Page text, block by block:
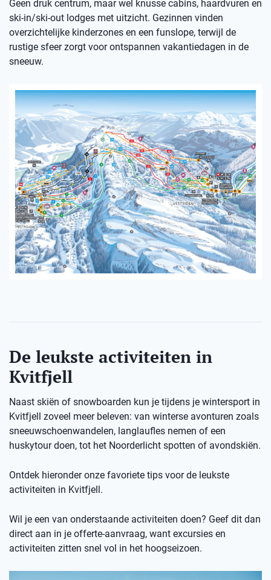
Geen druk centrum, maar wel knusse cabins, haardvuren en
ski-in/ski-out lodges met uitzicht. Gezinnen vinden
overzichtelijke kinderzones en een funslope, terwijl de
rustige sfeer zorgt voor ontspannen vakantiedagen in de
sneeuw.
De leukste activiteiten in
Kvitfjell
Naast skiën of snowboarden kun je tijdens je wintersport in
Kvitfjell zoveel meer beleven: van winterse avonturen zoals
sneeuwschoenwandelen, langlaufles nemen of een
huskytour doen, tot het Noorderlicht spotten of avondskiën.
Ontdek hieronder onze favoriete tips voor de leukste
activiteiten in Kvitfjell.
Wil je een van onderstaande activiteiten doen? Geef dit dan
direct aan in je offerte-aanvraag, want excursies en
activiteiten zitten snel vol in het hoogseizoen.